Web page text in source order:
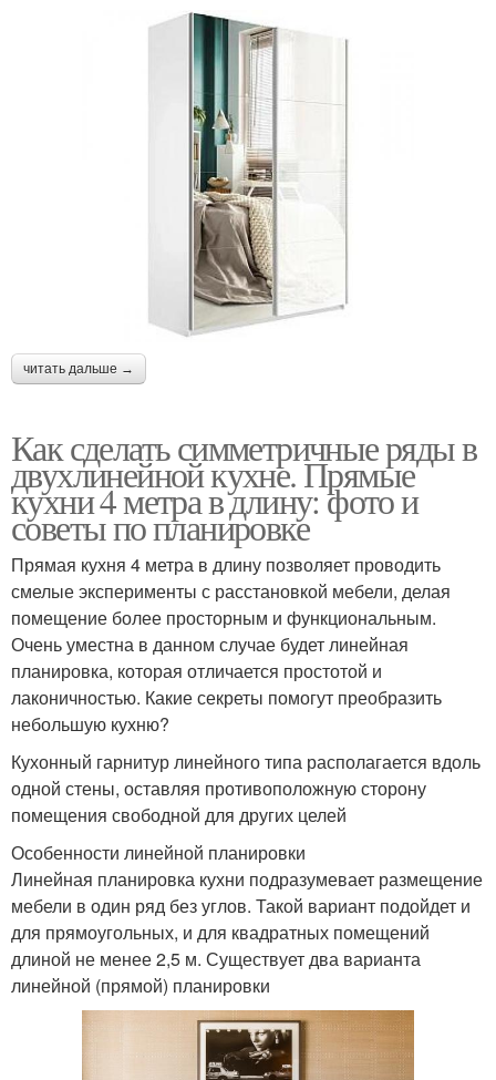
читать дальше →
Как сделать симметричные ряды в
двухлинейной кухне. Прямые
кухни 4 метра в длину: фото и
советы по планировке
Прямая кухня 4 метра в длину позволяет проводить
смелые эксперименты с расстановкой мебели, делая
помещение более просторным и функциональным.
Очень уместна в данном случае будет линейная
планировка, которая отличается простотой и
лаконичностью. Какие секреты помогут преобразить
небольшую кухню?
Кухонный гарнитур линейного типа располагается вдоль
одной стены, оставляя противоположную сторону
помещения свободной для других целей
Особенности линейной планировки
Линейная планировка кухни подразумевает размещение
мебели в один ряд без углов. Такой вариант подойдет и
для прямоугольных, и для квадратных помещений
длиной не менее 2,5 м. Существует два варианта
линейной (прямой) планировки